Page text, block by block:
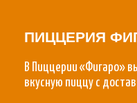
ПИЦЦЕРИЯ
В Пиццерии «Фигаро»
вкусную пиццу с